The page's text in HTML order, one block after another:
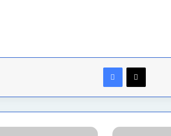
Facebook
X
Monde